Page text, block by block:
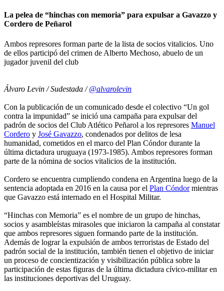
La pelea de “hinchas con memoria” para expulsar a Gavazzo y
Cordero de Peñarol
Ambos represores forman parte de la lista de socios vitalicios. Uno
de ellos participó del crimen de Alberto Mechoso, abuelo de un
jugador juvenil del club
Álvaro Levin / Sudestada /@alvarolevin
Con la publicación de un comunicado desde el colectivo “Un gol
contra la impunidad” se inició una campaña para expulsar del
padrón de socios del Club Atlético Peñarol a los represores Manuel
Cordero y José Gavazzo, condenados por delitos de lesa
humanidad, cometidos en el marco del Plan Cóndor durante la
última dictadura uruguaya (1973-1985). Ambos represores forman
parte de la nómina de socios vitalicios de la institución.
Cordero se encuentra cumpliendo condena en Argentina luego de la
sentencia adoptada en 2016 en la causa por el Plan Cóndormientras
que Gavazzo está internado en el Hospital Militar.
“Hinchas con Memoria” es el nombre de un grupo de hinchas,
socios y asambleístas mirasoles que iniciaron la campaña al constatar
que ambos represores siguen formando parte de la institución.
Además de lograr la expulsión de ambos terroristas de Estado del
padrón social de la institución, también tienen el objetivo de iniciar
un proceso de concientización y visibilización pública sobre la
participación de estas figuras de la última dictadura cívico-militar en
las instituciones deportivas del Uruguay.